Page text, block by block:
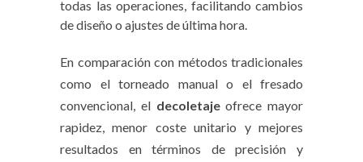
todas las operaciones, facilitando cambios
de diseño o ajustes de última hora.
En comparación con métodos tradicionales
como el torneado manual o el fresado
convencional, el decoletajeofrece mayor
rapidez, menor coste unitario y mejores
resultados en términos de precisión y